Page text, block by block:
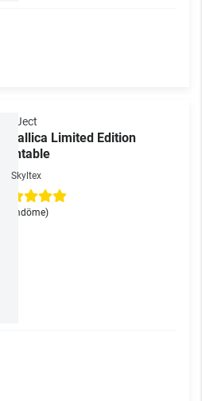
Pro-Ject
Metallica Limited Edition
Turntable
Skyltex
(1 omdöme)